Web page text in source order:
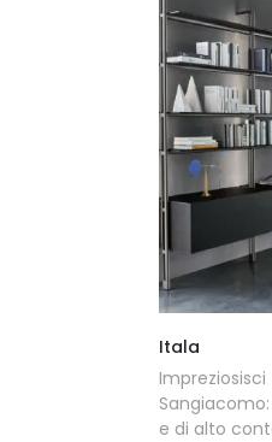
Itala
e di alto